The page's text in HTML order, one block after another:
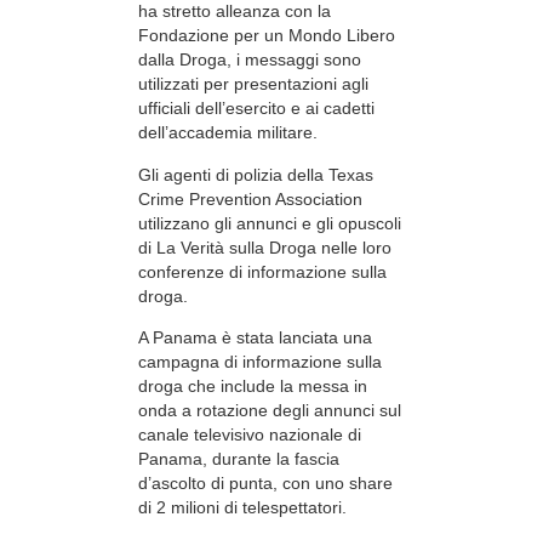
ha stretto alleanza con la
Fondazione per un Mondo Libero
dalla Droga, i messaggi sono
utilizzati per presentazioni agli
ufficiali dell’esercito e ai cadetti
dell’accademia militare.
Gli agenti di polizia della Texas
Crime Prevention Association
utilizzano gli annunci e gli opuscoli
di La Verità sulla Droga nelle loro
conferenze di informazione sulla
droga.
A Panama è stata lanciata una
campagna di informazione sulla
droga che include la messa in
onda a rotazione degli annunci sul
canale televisivo nazionale di
Panama, durante la fascia
d’ascolto di punta, con uno share
di 2 milioni di telespettatori.